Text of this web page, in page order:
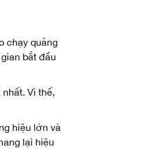
chạy quảng
bắt đầu
Vì thế,
hiệu lớn và
lại hiệu